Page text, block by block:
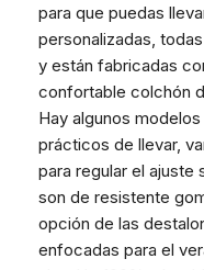
para que puedas
personalizadas,
y están fabricadas
confortable colchón
Hay algunos
prácticos de llevar,
para regular el ajuste
son de resistente
opción de las
enfocadas para el